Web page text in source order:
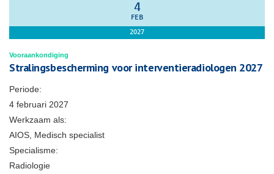
4
FEB
2027
Vooraankondiging
Stralingsbescherming voor interventieradiologen 2027
Periode:
4 februari 2027
Werkzaam als:
AIOS, Medisch specialist
Specialisme:
Radiologie